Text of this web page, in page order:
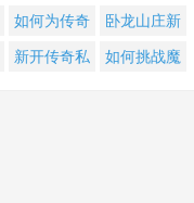
图，还有哪
定地图里的
怪物？
如何为传奇
私服新增沙
新开传奇私
技巧？
容易掉落镇
效单挑
BOSS？掌握
卧龙山庄新
版BOSS怎么
如何挑战魔